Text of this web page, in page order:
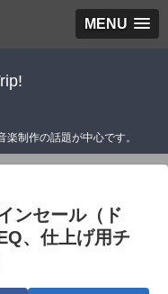
MENU
制作の話題が中心です。
ンセール（ド
、仕上げ用チ